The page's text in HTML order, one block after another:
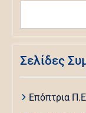
Σελίδες
Επόπτρια